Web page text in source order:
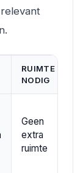
RUIMTE
NODIG
Geen
extra
ruimte